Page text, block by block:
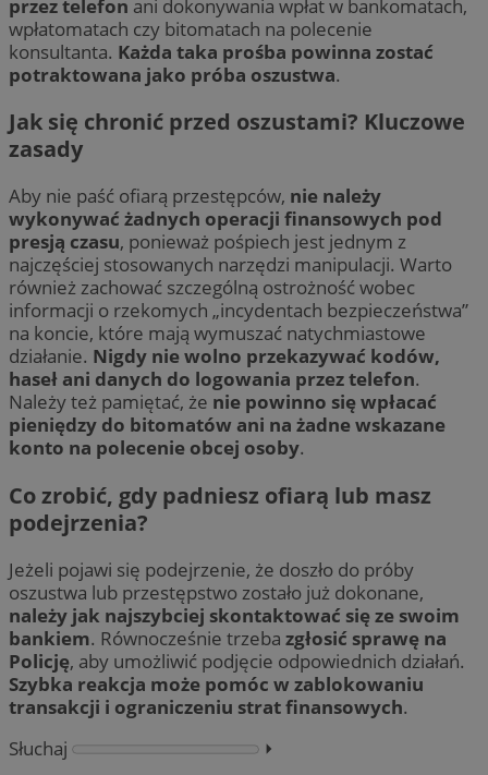
przez telefon ani dokonywania wpłat w bankomatach,
wpłatomatach czy bitomatach na polecenie
konsultanta. Każda taka prośba powinna zostać
potraktowana jako próba oszustwa.
Jak się chronić przed oszustami? Kluczowe
zasady
Aby nie paść ofiarą przestępców, nie należy
wykonywać żadnych operacji finansowych pod
presją czasu, ponieważ pośpiech jest jednym z
najczęściej stosowanych narzędzi manipulacji. Warto
również zachować szczególną ostrożność wobec
informacji o rzekomych „incydentach bezpieczeństwa”
na koncie, które mają wymuszać natychmiastowe
działanie. Nigdy nie wolno przekazywać kodów,
haseł ani danych do logowania przez telefon.
Należy też pamiętać, że nie powinno się wpłacać
pieniędzy do bitomatów ani na żadne wskazane
konto na polecenie obcej osoby.
Co zrobić, gdy padniesz ofiarą lub masz
podejrzenia?
Jeżeli pojawi się podejrzenie, że doszło do próby
oszustwa lub przestępstwo zostało już dokonane,
należy jak najszybciej skontaktować się ze swoim
bankiem. Równocześnie trzeba zgłosić sprawę na
Policję, aby umożliwić podjęcie odpowiednich działań.
Szybka reakcja może pomóc w zablokowaniu
transakcji i ograniczeniu strat finansowych.
Słuchaj
⏵︎